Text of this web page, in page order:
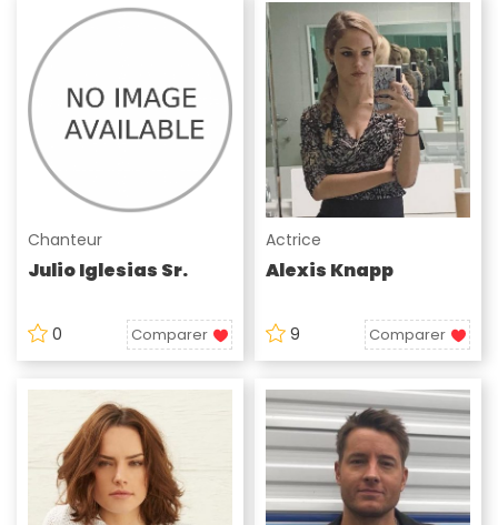
Chanteur
Julio Iglesias Sr.
0 Comparer
Actrice
Alexis Knapp
9 Comparer